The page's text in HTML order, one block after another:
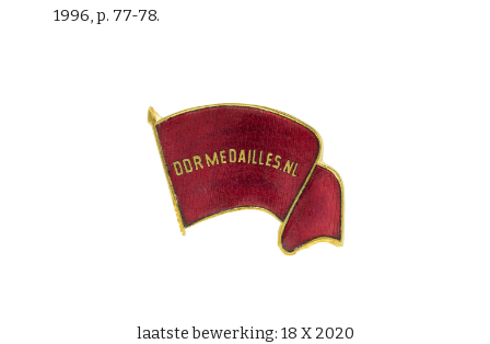
1996, p. 77-78.
laatste bewerking: 18 X 2020